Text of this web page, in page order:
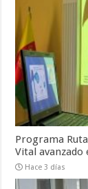
Programa
Vital
Hace 3 días